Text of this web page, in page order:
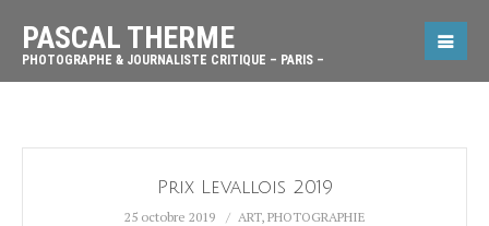
PASCAL THERME
PHOTOGRAPHE & JOURNALISTE CRITIQUE – PARIS –
Prix Levallois 2019
25 octobre 2019 ART, PHOTOGRAPHIE